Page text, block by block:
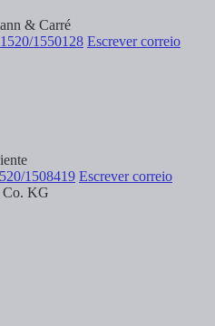
& Carré
1550128 Escrever correio
1508419 Escrever correio
Co. KG